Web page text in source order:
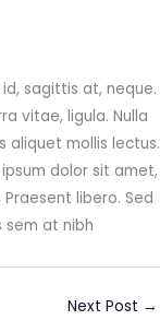
sagittis at, neque.
vitae, ligula. Nulla
aliquet mollis lectus.
dolor sit amet,
libero. Sed
sem at nibh
Next Post →